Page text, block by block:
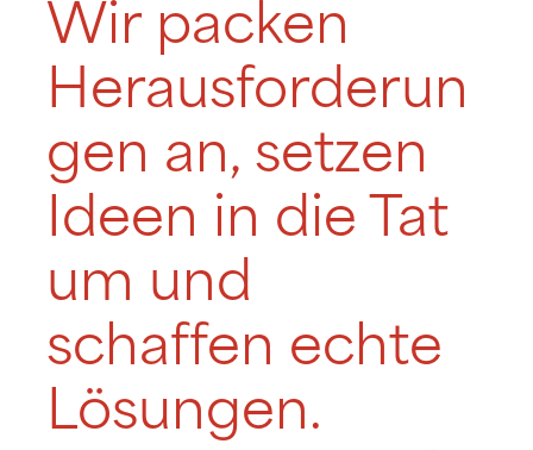
Wir packen
Herausforderun
gen an, setzen
Ideen in die Tat
um und
schaffen echte
Lösungen.